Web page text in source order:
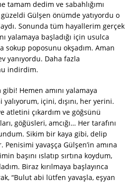
tamam dedim ve sabahlığımı
güzeldi Gülşen önümde yatıyordu o
Sonunda tüm hayallerim gerçek
yalamaya başladığı için usulca
sokup poposunu okşadım. Aman
yanıyordu. Daha fazla
indirdim.
gibi! Hemen amını yalamaya
içini, dışını, her yerini.
atletini çıkardım ve göğsünü
göğüsleri, amcığı… Her tarafını
Sikim bir kaya gibi, delip
Penisimi yavaşça Gülşen’in amına
başını ıslatıp sırtına koydum,
Biraz kırılmaya başlayınca
“Bulut abi lütfen yavaşla, eşyan